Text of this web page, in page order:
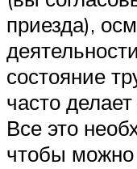
приезда),
состояние
часто
Все это
чтобы можно